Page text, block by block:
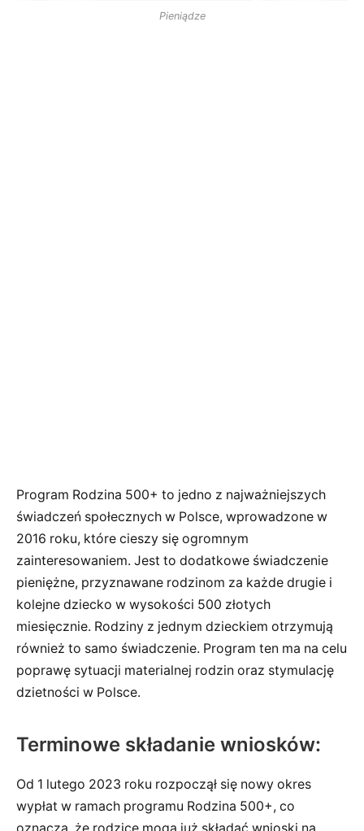
Pieniądze
Program Rodzina 500+ to jedno z najważniejszych
świadczeń społecznych w Polsce, wprowadzone w
2016 roku, które cieszy się ogromnym
zainteresowaniem. Jest to dodatkowe świadczenie
pieniężne, przyznawane rodzinom za każde drugie i
kolejne dziecko w wysokości 500 złotych
miesięcznie. Rodziny z jednym dzieckiem otrzymują
również to samo świadczenie. Program ten ma na celu
poprawę sytuacji materialnej rodzin oraz stymulację
dzietności w Polsce.
Terminowe składanie wniosków:
Od 1 lutego 2023 roku rozpoczął się nowy okres
wypłat w ramach programu Rodzina 500+, co
oznacza, że rodzice mogą już składać wnioski na